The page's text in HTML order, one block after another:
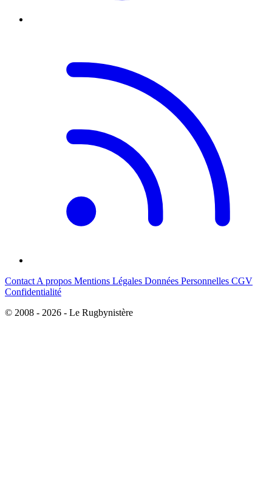
Contact A propos Mentions Légales Données Personnelles CGV
Confidentialité
© 2008 - 2026 - Le Rugbynistère